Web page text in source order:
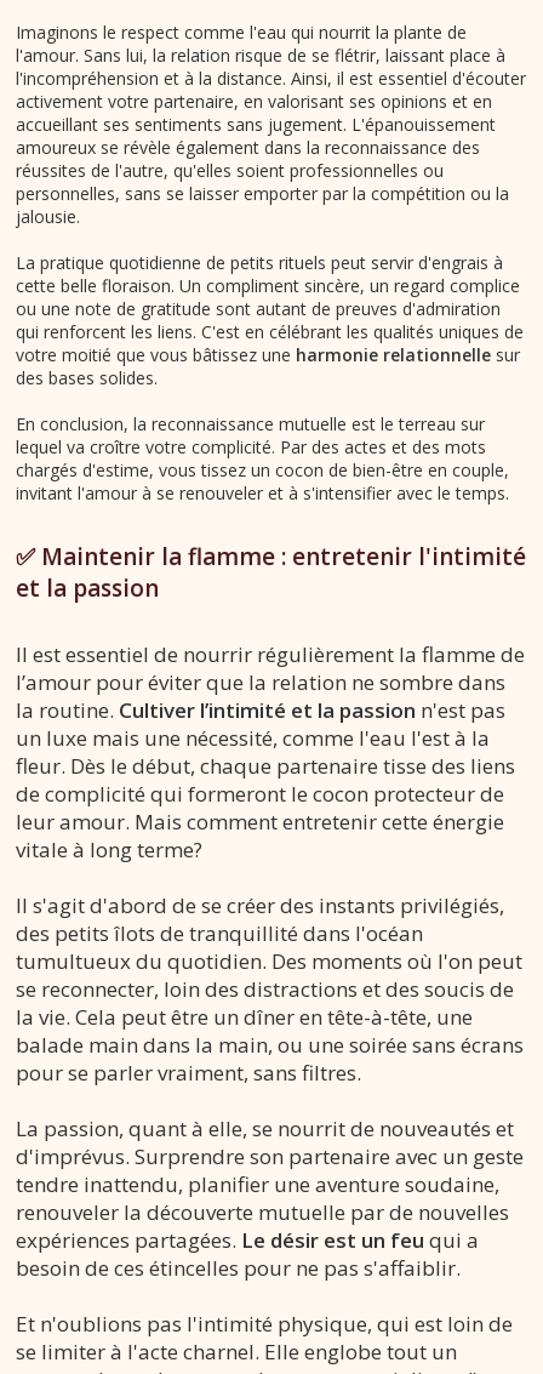
Imaginons le respect comme l'eau qui nourrit la plante de
l'amour. Sans lui, la relation risque de se flétrir, laissant place à
l'incompréhension et à la distance. Ainsi, il est essentiel d'écouter
activement votre partenaire, en valorisant ses opinions et en
accueillant ses sentiments sans jugement. L'épanouissement
amoureux se révèle également dans la reconnaissance des
réussites de l'autre, qu'elles soient professionnelles ou
personnelles, sans se laisser emporter par la compétition ou la
jalousie.
La pratique quotidienne de petits rituels peut servir d'engrais à
cette belle floraison. Un compliment sincère, un regard complice
ou une note de gratitude sont autant de preuves d'admiration
qui renforcent les liens. C'est en célébrant les qualités uniques de
votre moitié que vous bâtissez une harmonie relationnelle sur
des bases solides.
En conclusion, la reconnaissance mutuelle est le terreau sur
lequel va croître votre complicité. Par des actes et des mots
chargés d'estime, vous tissez un cocon de bien-être en couple,
invitant l'amour à se renouveler et à s'intensifier avec le temps.
✅ Maintenir la flamme : entretenir l'intimité
et la passion
Il est essentiel de nourrir régulièrement la flamme de
l’amour pour éviter que la relation ne sombre dans
la routine. Cultiver l’intimité et la passion n'est pas
un luxe mais une nécessité, comme l'eau l'est à la
fleur. Dès le début, chaque partenaire tisse des liens
de complicité qui formeront le cocon protecteur de
leur amour. Mais comment entretenir cette énergie
vitale à long terme?
Il s'agit d'abord de se créer des instants privilégiés,
des petits îlots de tranquillité dans l'océan
tumultueux du quotidien. Des moments où l'on peut
se reconnecter, loin des distractions et des soucis de
la vie. Cela peut être un dîner en tête-à-tête, une
balade main dans la main, ou une soirée sans écrans
pour se parler vraiment, sans filtres.
La passion, quant à elle, se nourrit de nouveautés et
d'imprévus. Surprendre son partenaire avec un geste
tendre inattendu, planifier une aventure soudaine,
renouveler la découverte mutuelle par de nouvelles
expériences partagées. Le désir est un feu qui a
besoin de ces étincelles pour ne pas s'affaiblir.
Et n'oublions pas l'intimité physique, qui est loin de
se limiter à l'acte charnel. Elle englobe tout un